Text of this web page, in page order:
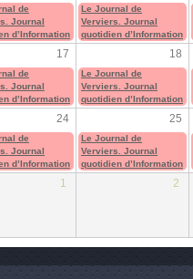
de
Journal
d’Information
Le Journal de
Verviers. Journal
quotidien d’Information
17 18
de
Journal
d’Information
Le Journal de
Verviers. Journal
quotidien d’Information
24 25
de
Journal
d’Information
Le Journal de
Verviers. Journal
quotidien d’Information
1 2